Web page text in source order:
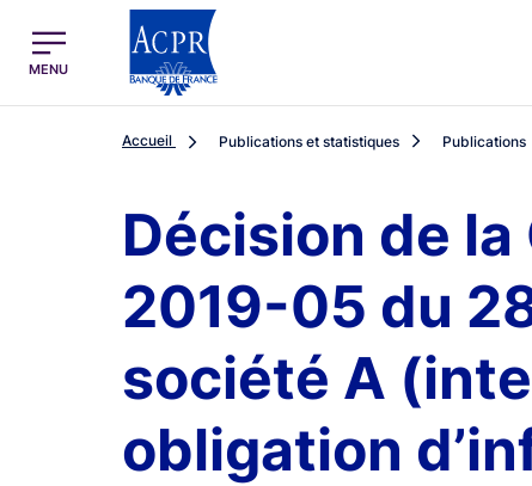
ACPR Menu Principal (French)
MENU
Accueil Publications et statistiques Publications
Décision de
2019-05 du
société A
obligation